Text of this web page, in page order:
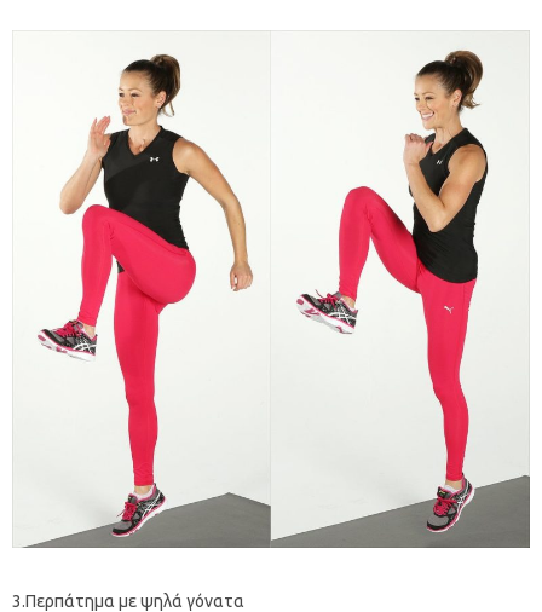
3.Περπάτημα με ψηλά γόνατα